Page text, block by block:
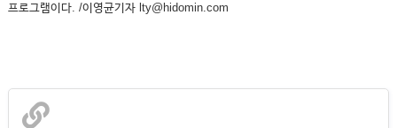
프로그램이다. /이영균기자 lty@hidomin.com